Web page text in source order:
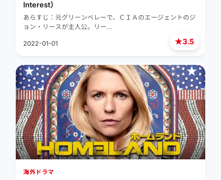
★3.5
Interest）
あらすじ：元グリーンベレーで、ＣＩＡのエージェントのジ
ョン・リースが主人公。リー…
2022-01-01
海外ドラマ